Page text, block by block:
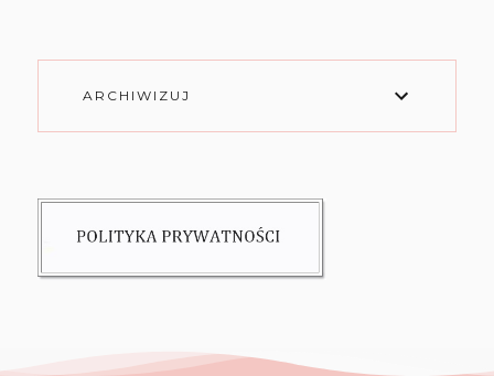
ARCHIWIZUJ